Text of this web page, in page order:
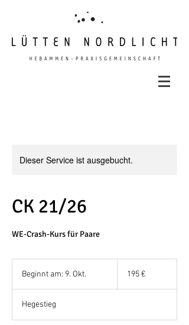
Dieser Service ist ausgebucht.
CK 21/26
WE-Crash-Kurs für Paare
Beginnt am: 9. Okt.
n
195 €
Hegestieg